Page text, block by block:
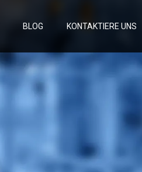
BLOG KONTAKTIERE UNS